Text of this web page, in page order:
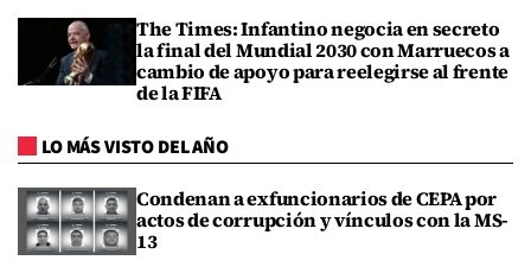
The Times: Infantino negocia en secreto
la final del Mundial 2030 con Marruecos a
cambio de apoyo para reelegirse al frente
de la FIFA
LO MÁS VISTO DEL AÑO
Condenan a exfuncionarios de CEPA por
actos de corrupción y vínculos con la MS-
13